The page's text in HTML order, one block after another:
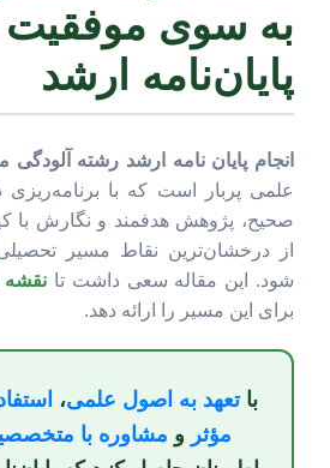
به سوی موفقیت
پایان‌نامه ارشد
انجام پایان نامه ارشد رشته
علمی پربار است که با
صحیح، پژوهش هدفمند و نگارش با
از درخشان‌ترین نقاط مسیر
شود. این مقاله سعی داشت تا نقشه
برای این مسیر را ارائه دهد.
باتعهد به اصول علمی،
مؤثر و مشاوره با